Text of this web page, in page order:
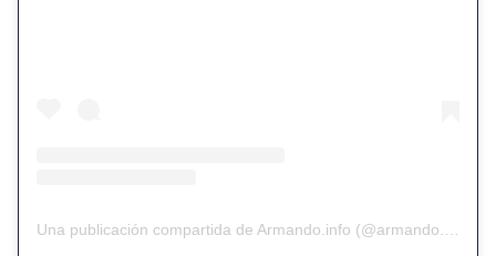
Una publicación compartida de Armando.info (@armando.info)